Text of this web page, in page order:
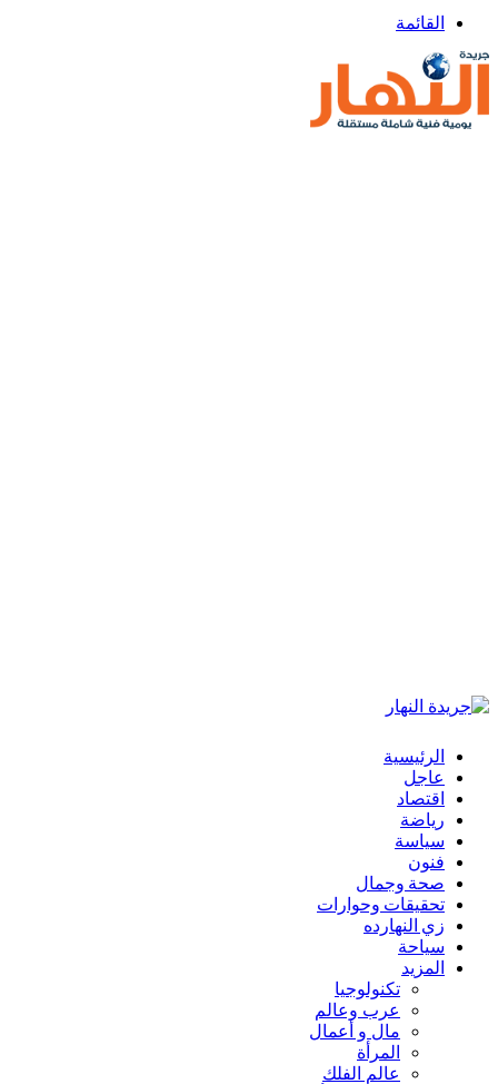
القائمة
الرئيسية
عاجل
اقتصاد
رياضة
سياسة
فنون
صحة وجمال
تحقيقات وحوارات
زي النهارده
سياحة
المزيد
تكنولوجيا
عرب وعالم
مال و أعمال
المرأة
عالم الفلك